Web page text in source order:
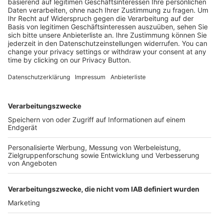
Mehr Infos
Kostenlose Rücksendung bis zu 14 Tage nach
Bestelleingang (innerhalb Deutschlands).
Versandkosten.
Der Bestellprozess ist mit Hilfe eines SSL-
SERVICE HOTLINE
SHOP SERVICE